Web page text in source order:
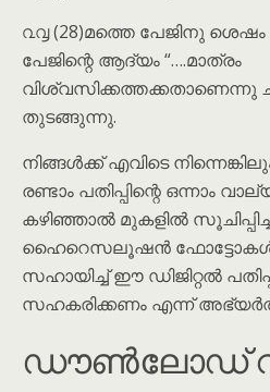
൨൮ (28)മത്തെ പേജിനു
പേജിന്റെ ആദ്യം “….മാത്രം
വിശ്വസിക്കത്തക്കതാണെന്നു
തുടങ്ങുന്നു.
നിങ്ങൾക്ക് എവിടെ
രണ്ടാം പതിപ്പിന്റെ ഒന്നാം
കഴിഞ്ഞാൽ മുകളിൽ
ഹൈറെസലൂഷൻ
സഹായിച്ച് ഈ ഡിജിറ്റൽ
സഹകരിക്കണം എന്ന്
ഡൗൺലോഡ്